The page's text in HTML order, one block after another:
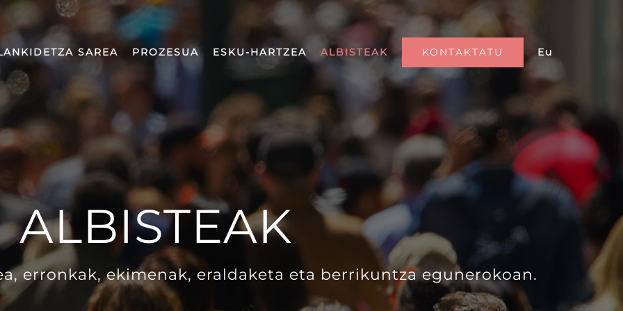
SAREA PROZESUA ESKU-HARTZEA ALBISTEAK KONTAKTATU Eu
ALBISTEAK
erronkak, ekimenak, eraldaketa eta berrikuntza egunerokoan.